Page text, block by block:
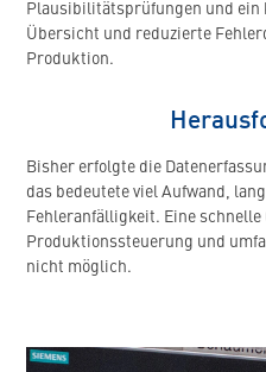
Plausibilitätsprüfungen und ein
Übersicht und reduzierte
Produktion.
Bisher erfolgte die
das bedeutete viel Aufwand,
Fehleranfälligkeit. Eine
Produktionssteuerung und
nicht möglich.